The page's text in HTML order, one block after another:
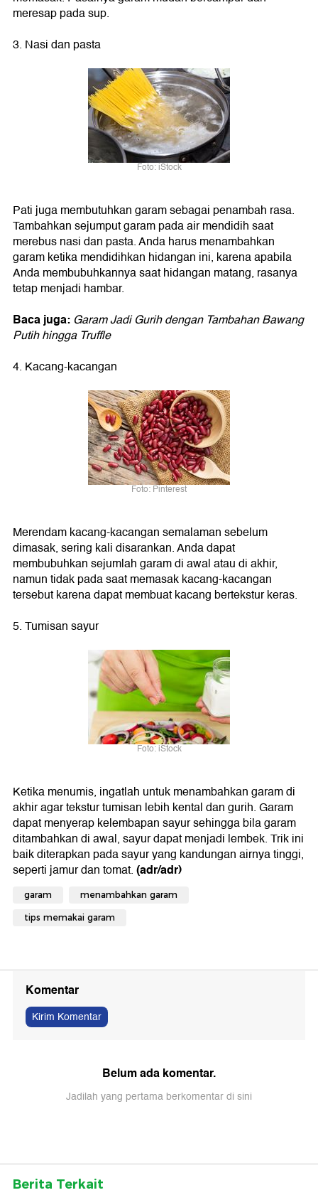
meresap pada sup.
3. Nasi dan pasta
Foto: iStock
Pati juga membutuhkan garam sebagai penambah rasa.
Tambahkan sejumput garam pada air mendidih saat
merebus nasi dan pasta. Anda harus menambahkan
garam ketika mendidihkan hidangan ini, karena apabila
Anda membubuhkannya saat hidangan matang, rasanya
tetap menjadi hambar.
Baca juga: Garam Jadi Gurih dengan Tambahan Bawang
Putih hingga Truffle
4. Kacang-kacangan
Foto: Pinterest
Merendam kacang-kacangan semalaman sebelum
dimasak, sering kali disarankan. Anda dapat
membubuhkan sejumlah garam di awal atau di akhir,
namun tidak pada saat memasak kacang-kacangan
tersebut karena dapat membuat kacang bertekstur keras.
5. Tumisan sayur
Foto: iStock
Ketika menumis, ingatlah untuk menambahkan garam di
akhir agar tekstur tumisan lebih kental dan gurih. Garam
dapat menyerap kelembapan sayur sehingga bila garam
ditambahkan di awal, sayur dapat menjadi lembek. Trik ini
baik diterapkan pada sayur yang kandungan airnya tinggi,
seperti jamur dan tomat.(adr/adr)
garam menambahkan garam
tips memakai garam
Komentar
Kirim Komentar
Belum ada komentar.
Jadilah yang pertama berkomentar di sini
Berita Terkait